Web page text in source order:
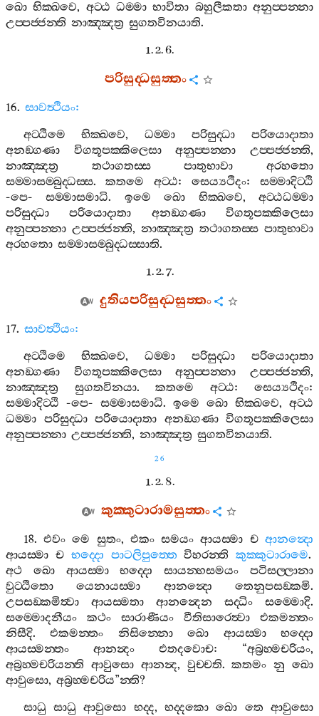
ඛො භික‍්ඛවෙ, අට‍්ඨ ධම‍්මා භාවිතා බහුලීකතා අනුප‍්පන‍්නා
උප‍්පජ‍්ජන‍්ති නාඤ‍්ඤත්‍ර සුගතවිනයාති.
1. 2. 6.
පරිසුද‍්ධසුත‍්තං
16. සාවත්‍ථියං:
අට‍්ඨිමෙ
භික‍්ඛවෙ,ධම‍්මා පරිසුද‍්ධා
පරියොදාතා
අනඞ‍්ගණා
විගතූපක‍්කිලෙසා අනුප‍්පන‍්නා උප‍්පජ‍්ජන‍්ති,
නාඤ‍්ඤත්‍ර
තථාගතස‍්ස පාතුභාවා
අරහතො
සම‍්මාසම‍්බුද‍්ධස‍්ස.කතමෙ අට‍්ඨ: සෙය්‍යථිදං: සම‍්මාදිට‍්ඨි
-පෙ-සම‍්මාසමාධි. ඉමෙ ඛො භික‍්ඛවෙ,අට‍්ඨධම‍්මා
පරිසුද‍්ධා
පරියොදාතා අනඞ‍්ගණා
විගතූපක‍්කිලෙසා
අනුප‍්පන‍්නා උප‍්පජ‍්ජන‍්ති, නාඤ‍්ඤත්‍ර තථාගතස‍්ස පාතුභාවා
අරහතො සම‍්මාසම‍්බුද‍්ධස‍්සාති.
1. 2. 7.
දුතියපරිසුද‍්ධසුත‍්තං
17. සාවත්‍ථියං:
අට‍්ඨිමෙ
භික‍්ඛවෙ,ධම‍්මා පරිසුද‍්ධා
පරියොදාතා
අනඞ‍්ගණා
විගතූපක‍්කිලෙසා අනුප‍්පන‍්නා උප‍්පජ‍්ජන‍්ති,
නාඤ‍්ඤත්‍ර
සුගතවිනයා. කතමෙ අට‍්ඨ: සෙය්‍යථිදං:
සම‍්මාදිට‍්ඨි -පෙ- සම‍්මාසමාධි. ඉමෙ ඛො භික‍්ඛවෙ, අට‍්ඨ
ධම‍්මා පරිසුද‍්ධා පරියොදාතා අනඞ‍්ගණා විගතූපක‍්කිලෙසා
අනුප‍්පන‍්නා උප‍්පජ‍්ජන‍්ති, නාඤ‍්ඤත්‍ර සුගතවිනයාති.
26
1. 2. 8.
කුක‍්කුටාරාමසුත‍්තං
18. එවං මෙ සුතං, එකං සමයං ආයස‍්මා ච ආනන්‍දො
ආයස‍්මා ච භද‍්දො පාටලිපුත‍්තෙ විහරන‍්ති කුක‍්කුටාරාමෙ.
අථ
ඛො ආයස‍්මා භද‍්දො සායන‍්හසමයං
පටිසල‍්ලානා
වුට‍්ඨිතො
යෙනායස‍්මා ආනන්‍දො තෙනුපසඞ‍්කමි.
උපසඞ‍්කමිත්‍වා
ආයස‍්මතා ආනන්‍දෙන සද‍්ධිං සම‍්මොදි.
සම‍්මොදනීයං
කථං සාරාණීයං වීතිසාරෙත්‍වා
එකමන‍්තං
නිසීදි.එකමන‍්තං නිසින‍්නො ඛො ආයස‍්මා
භද‍්දො
ආයස‍්මන‍්තං
ආනන්‍දං එතදවොච: “අබ්‍රහ‍්මචරියං,
අබ්‍රහ‍්මචරියන‍්ති ආවුසො ආනන්‍ද, වුච‍්චති.කතමං නු ඛො
ආවුසො, අබ්‍රහ‍්මචරිය”න‍්ති?
සාධු සාධු ආවුසො භද‍්ද, භද‍්දකො ඛො තෙ ආවුසො